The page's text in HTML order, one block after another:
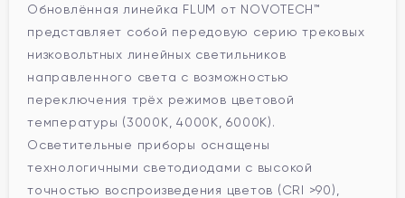
Обновлённая линейка FLUM от NOVOTECH™
представляет собой передовую серию трековых
низковольтных линейных светильников
направленного света с возможностью
переключения трёх режимов цветовой
температуры (3000К, 4000К, 6000К).
Осветительные приборы оснащены
технологичными светодиодами с высокой
точностью воспроизведения цветов (CRI >90),